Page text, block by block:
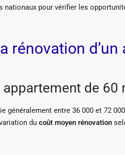
pour vérifier les
de 60
généralement entre 36 000 et 72
du coût moyen rénovation